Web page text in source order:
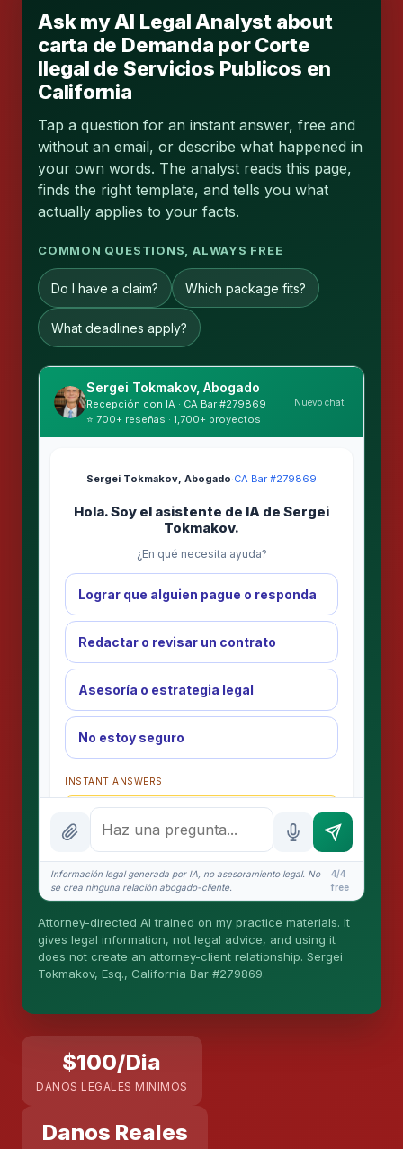
Ask my AI Legal Analyst about
carta de Demanda por Corte
Ilegal de Servicios Publicos en
California
Tap a question for an instant answer, free and
without an email, or describe what happened in
your own words. The analyst reads this page,
finds the right template, and tells you what
actually applies to your facts.
COMMON QUESTIONS, ALWAYS FREE
Do I have a claim? Which package fits?
What deadlines apply?
Sergei Tokmakov, Abogado
Recepción con IA · CA Bar #279869
⭐ 700+ reseñas · 1,700+ proyectos
Nuevo chat
Sergei Tokmakov, Abogado·CA Bar #279869
Hola. Soy el asistente de IA de Sergei
Tokmakov.
¿En qué necesita ayuda?
Lograr que alguien pague o responda
Redactar o revisar un contrato
Asesoría o estrategia legal
No estoy seguro
INSTANT ANSWERS
What is the AI Legal Analyst?
How attorney review works
What does it cost?
More (1)
asesoría legal, y no se forma ninguna relación
Información legal generada por IA, no asesoramiento legal. No
se crea ninguna relación abogado-cliente.
4/4
free
Attorney-directed AI trained on my practice materials. It
gives legal information, not legal advice, and using it
does not create an attorney-client relationship. Sergei
Tokmakov, Esq., California Bar #279869.
$100/Dia
DANOS LEGALES MINIMOS
Danos Reales